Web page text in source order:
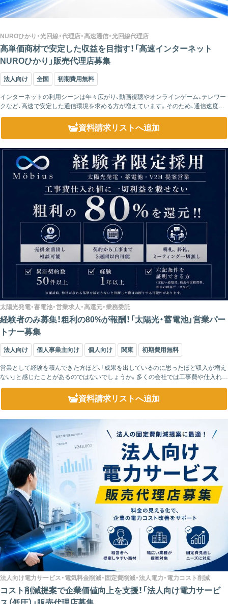
NUROひかり・光回線・代理店・高速通信・光回線代理店
高単価商材で安定した収益を目指す！「高速インターネット
NUROひかり」販売代理店募集
法人向け 全国 初期費用無料
インターネットの利用シーンは年々広がり、動画視聴やオンラインゲーム、テレワー
クなど、高速で安定した通信環境を求める方が増えています。そのため、通信速度は
光回線を選ぶ際の重要なポイントの一つとなっています。 「NUROひかり」は、下...
資料請求リストへ追加
太陽光発電・蓄電池・営業求人・高還元・業務委託
経験者のみ募集！粗利の80%が報酬！「太陽光・蓄電池」営業パー
トナー募集
法人向け 個人事業主向け 個人向け 関東 初期費用無料
営業として経験を積んできた方ほど、「成果を出しているのに思ったほど収入が増え
ない」と感じたことがあるのではないでしょうか。多くの会社では工事費や仕入れ価
格に利益が上乗せされ、その後に会社利益を差し引いた金額をもとに歩合が計算さ
資料請求リストへ追加
法人向け電力サービス・電気料金削減・固定費削減・法人電力・電力コスト削減
コスト削減提案で企業価値向上を支援！「法人向け電力サービ